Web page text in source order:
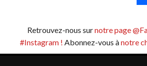
Retrouvez-nous surnotre page
#Instagram ! Abonnez-vous ànotre